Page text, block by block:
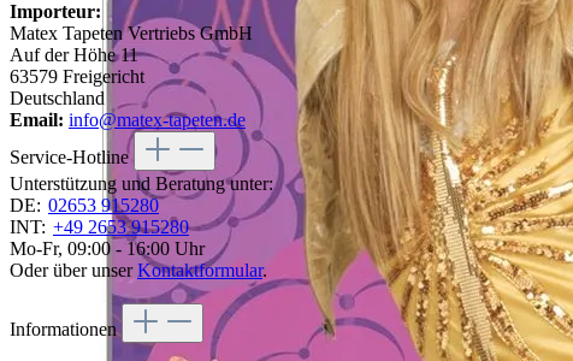
Importeur:
Matex Tapeten Vertriebs GmbH
Auf der Höhe 11
63579 Freigericht
Deutschland
Email: info@matex-tapeten.de
Service-Hotline
Unterstützung und Beratung unter:
DE: 02653 915280
INT: +49 2653 915280
Mo-Fr, 09:00 - 16:00 Uhr
Oder über unserKontaktformular.
Informationen